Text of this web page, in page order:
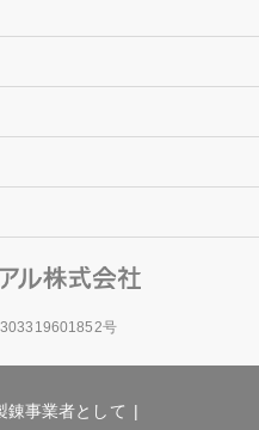
号
錬事業者として